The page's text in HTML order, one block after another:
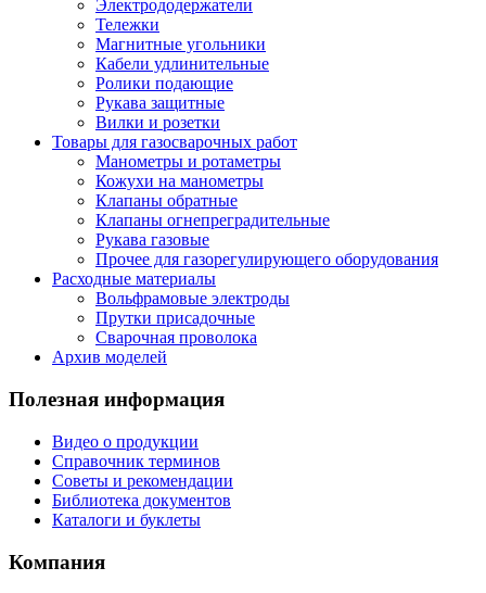
Электрододержатели
Тележки
Магнитные угольники
Кабели удлинительные
Ролики подающие
Рукава защитные
Вилки и розетки
Товары для газосварочных работ
Манометры и ротаметры
Кожухи на манометры
Клапаны обратные
Клапаны огнепреградительные
Рукава газовые
Прочее для газорегулирующего оборудования
Расходные материалы
Вольфрамовые электроды
Прутки присадочные
Сварочная проволока
Архив моделей
Полезная информация
Видео о продукции
Справочник терминов
Советы и рекомендации
Библиотека документов
Каталоги и буклеты
Компания